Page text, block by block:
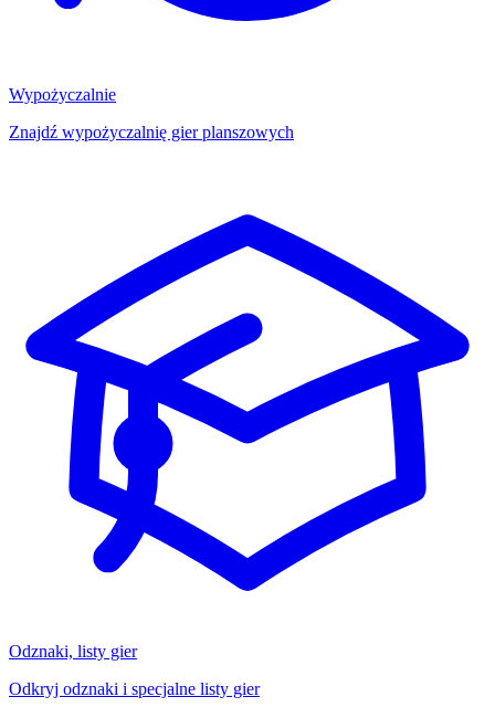
Wypożyczalnie
Znajdź wypożyczalnię gier planszowych
Odznaki, listy gier
Odkryj odznaki i specjalne listy gier